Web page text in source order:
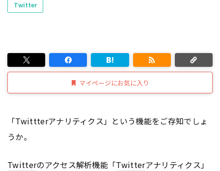
Twitter
マイページにお気に入り
「Twittterアナリティクス」という機能をご存知でしょ
うか。
Twitterのアクセス解析機能「Twitterアナリティクス」